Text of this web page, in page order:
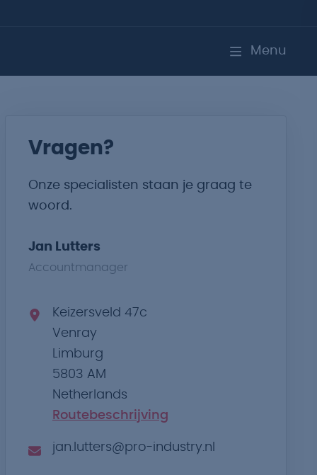
Menu
Vragen?
Onze specialisten staan je graag te
woord.
Jan Lutters
Accountmanager
Keizersveld 47c
Venray
Limburg
5803 AM
Netherlands
Routebeschrijving
jan.lutters@pro-industry.nl